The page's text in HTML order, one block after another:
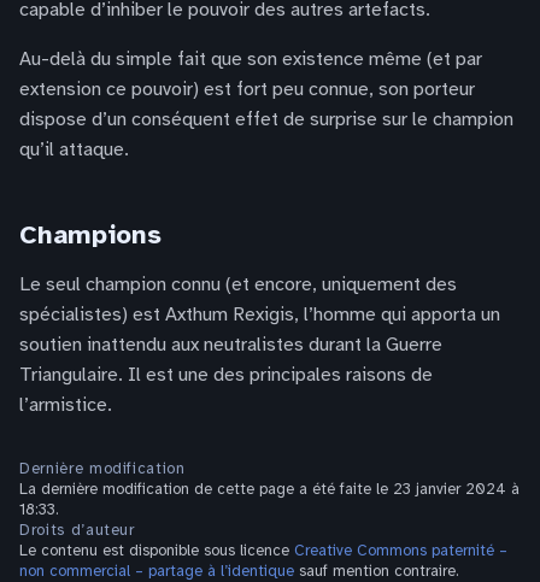
capable d’inhiber le pouvoir des autres artefacts.
Au-delà du simple fait que son existence même (et par
extension ce pouvoir) est fort peu connue, son porteur
dispose d’un conséquent effet de surprise sur le champion
qu’il attaque.
Champions
Le seul champion connu (et encore, uniquement des
spécialistes) est Axthum Rexigis, l’homme qui apporta un
soutien inattendu aux neutralistes durant la Guerre
Triangulaire. Il est une des principales raisons de
l’armistice.
Dernière modification
La dernière modification de cette page a été faite le 23 janvier 2024 à
18:33.
Droits d’auteur
Le contenu est disponible sous licence Creative Commons paternité –
non commercial – partage à l’identique sauf mention contraire.